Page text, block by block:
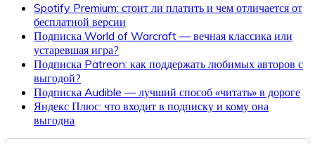
Spotify Premium: стоит ли платить и чем отличается от
бесплатной версии
Подписка World of Warcraft — вечная классика или
устаревшая игра?
Подписка Patreon: как поддержать любимых авторов с
выгодой?
Подписка Audible — лучший способ «читать» в дороге
Яндекс Плюс: что входит в подписку и кому она
выгодна